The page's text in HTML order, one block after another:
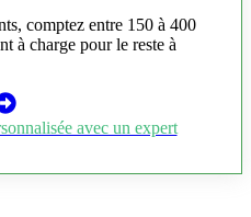
comptez entre 150 à 400
à charge pour le reste à
avec un expert